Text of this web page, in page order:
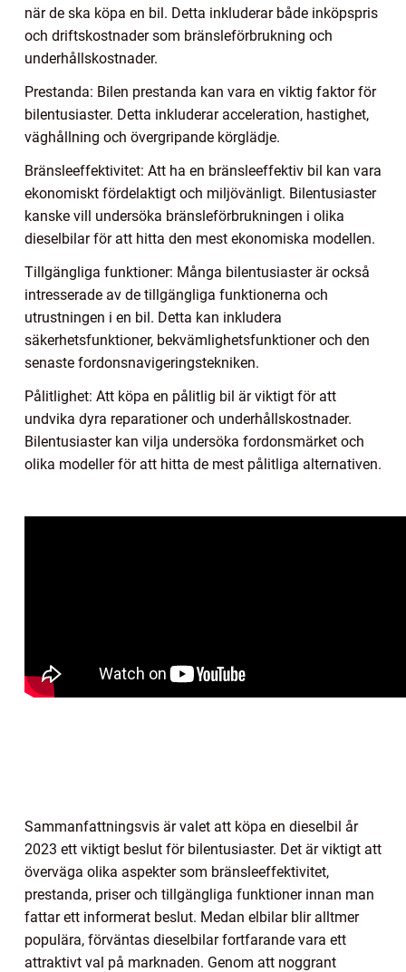
när de ska köpa en bil. Detta inkluderar både inköpspris
och driftskostnader som bränsleförbrukning och
underhållskostnader.
Prestanda: Bilen prestanda kan vara en viktig faktor för
bilentusiaster. Detta inkluderar acceleration, hastighet,
väghållning och övergripande körglädje.
Bränsleeffektivitet: Att ha en bränsleeffektiv bil kan vara
ekonomiskt fördelaktigt och miljövänligt. Bilentusiaster
kanske vill undersöka bränsleförbrukningen i olika
dieselbilar för att hitta den mest ekonomiska modellen.
Tillgängliga funktioner: Många bilentusiaster är också
intresserade av de tillgängliga funktionerna och
utrustningen i en bil. Detta kan inkludera
säkerhetsfunktioner, bekvämlighetsfunktioner och den
senaste fordonsnavigeringstekniken.
Pålitlighet: Att köpa en pålitlig bil är viktigt för att
undvika dyra reparationer och underhållskostnader.
Bilentusiaster kan vilja undersöka fordonsmärket och
olika modeller för att hitta de mest pålitliga alternativen.
Sammanfattningsvis är valet att köpa en dieselbil år
2023 ett viktigt beslut för bilentusiaster. Det är viktigt att
överväga olika aspekter som bränsleeffektivitet,
prestanda, priser och tillgängliga funktioner innan man
fattar ett informerat beslut. Medan elbilar blir alltmer
populära, förväntas dieselbilar fortfarande vara ett
attraktivt val på marknaden. Genom att noggrant